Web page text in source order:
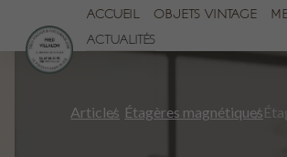
ACCUEIL OBJETS VINTAGE
ACTUALITÉS
Articles Étagères magnétiques